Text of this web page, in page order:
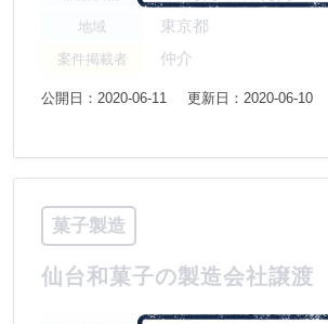
地域 東京都
案件掲載者 仲介
公開日：2020-06-11 更新日：2020-06-10
菓子製造
仙台和菓子の製造会社譲渡